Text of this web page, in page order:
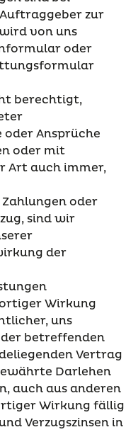
zur
von uns
oder
berechtigt,
Ansprüche
oder mit
Art auch immer,
oder
sind wir
der
Wirkung
uns
betreffenden
Vertrag
Darlehen
auch aus anderen
Wirkung fällig
Verzugszinsen in